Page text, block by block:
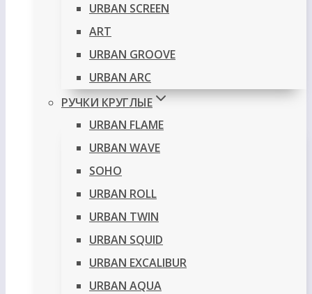
URBAN SCREEN
ART
URBAN GROOVE
URBAN ARC
РУЧКИ КРУГЛЫЕ
URBAN FLAME
URBAN WAVE
SOHO
URBAN ROLL
URBAN TWIN
URBAN SQUID
URBAN EXCALIBUR
URBAN AQUA